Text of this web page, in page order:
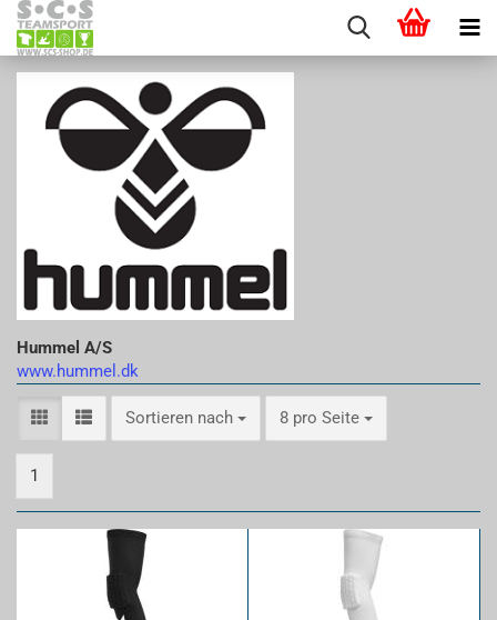
Hummel A/S
www.hummel.dk
Sortieren nach
Sortieren nach 8 pro Seite
pro Seite
1